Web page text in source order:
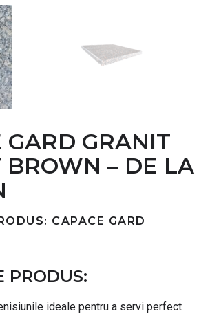
GARD GRANIT
BROWN – DE LA
CAPACE GARD
PRODUS:
ideale pentru a servi perfect